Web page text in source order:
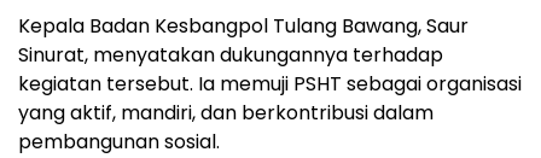
Kepala Badan Kesbangpol Tulang Bawang, Saur
Sinurat, menyatakan dukungannya terhadap
kegiatan tersebut. Ia memuji PSHT sebagai organisasi
yang aktif, mandiri, dan berkontribusi dalam
pembangunan sosial.